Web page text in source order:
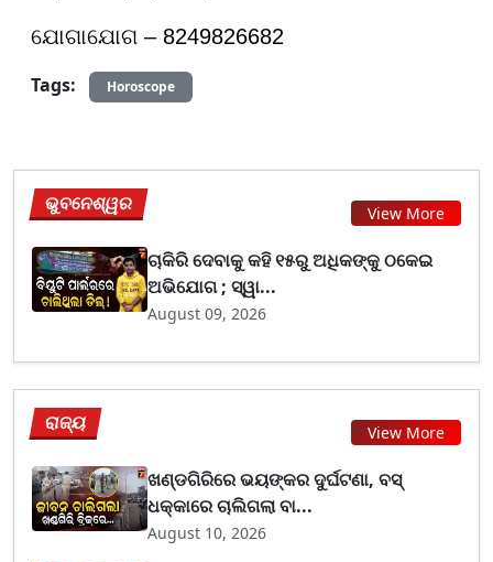
ଯୋଗାଯୋଗ – 8249826682
Tags:
Horoscope
ଭୁବନେଶ୍ୱର View More
ଚାକିରି ଦେବାକୁ କହି ୧୫ରୁ ଅଧିକଙ୍କୁ ଠକେଇ
ଅଭିଯୋଗ ; ସ୍ୱା...
August 09, 2026
ରାଜ୍ୟ View More
ଖଣ୍ଡଗିରିରେ ଭୟଙ୍କର ଦୁର୍ଘଟଣା, ବସ୍
ଧକ୍କାରେ ଚାଲିଗଲା ବା...
August 10, 2026